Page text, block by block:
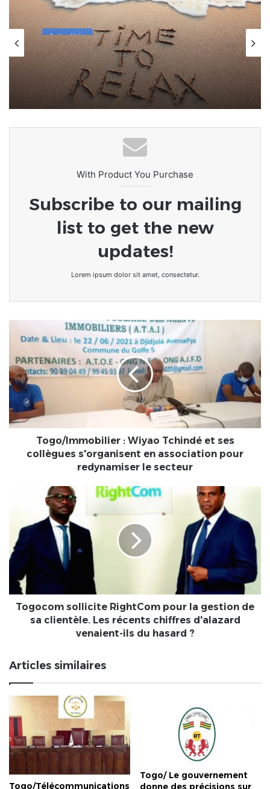
Actualités
il y a 3 semaines
[LeCoupD’œil] Le chassé-croisé
entre vacanciers de juillet et d’août
a commencé.
With Product You Purchase
Subscribe to our mailing
list to get the new
updates!
Lorem ipsum dolor sit amet, consectetur.
Tchindé
et
ses
collègues
s'organisent
en
associationTogo/Immobilier : Wiyao Tchindé et ses
collègues s'organisent en association pour
redynamiser le secteur
pour
gestion
clientèle.
Les
récents
ils
du
Togocom sollicite RightCom pour la gestion de
sa clientèle. Les récents chiffres d'alazard
venaient-ils du hasard ?
Articles similaires
Togo/Télécommunications
Togo/ Le gouvernement
donne des précisions sur